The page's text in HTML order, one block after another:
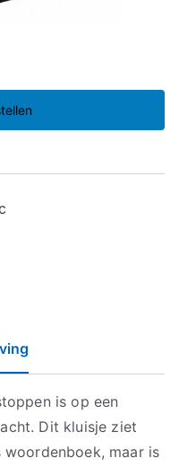
is op een
Dit kluisje ziet
maar is